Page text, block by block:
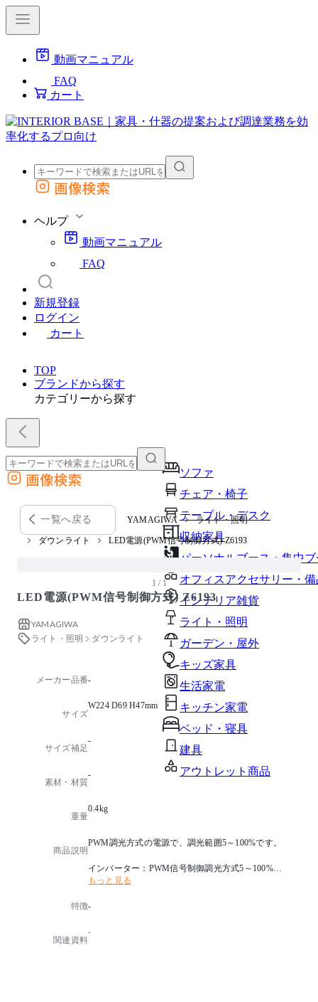
動画マニュアル
FAQ
カート
外部サイトの商品をカートに追加
画像検索
ヘルプ
動画マニュアル
FAQ
新規登録
ログイン
カート
TOP
ブランドから探す
カテゴリーから探す
ソファ
チェア・椅子
テーブル・デスク
収納家具
パーソナルブース・集中
オフィスアクセサリー・備
インテリア雑貨
ライト・照明
ガーデン・屋外
キッズ家具
生活家電
キッチン家電
ベッド・寝具
建具
アウトレット商品
外部サイトの商品をカートに追加
他のサイトで見つけた商品ページのURLを貼り付けて、カートに追加できます
画像検索
一覧へ戻る YAMAGIWA ライト・照明
ダウンライト LED電源(PWM信号制御方式) Z6193
1 / 1
LED電源(PWM信号制御方式) Z6193
YAMAGIWA
ライト・照明
ダウンライト
メーカー品番-
サイズ
W224 D69 H47mm
サイズ補足
-
素材・材質
-
重量
0.4kg
商品説明
PWM調光方式の電源で、調光範囲5～100%です。
インバーター：PWM信号制御調光方式5～100%
※(100/200V)
推奨調光器：LUTRON GRAFIK-Eye 3000シリーズ
もっと見る
特徴-
関連資料
-